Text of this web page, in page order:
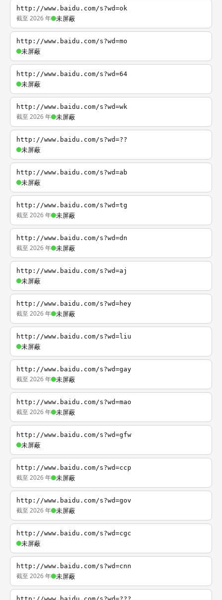
http://www.baidu.com/s?wd=ok
截至 2026 年 未屏蔽
http://www.baidu.com/s?wd=mo
未屏蔽
http://www.baidu.com/s?wd=64
未屏蔽
http://www.baidu.com/s?wd=wk
截至 2026 年 未屏蔽
http://www.baidu.com/s?wd=??
未屏蔽
http://www.baidu.com/s?wd=ab
未屏蔽
http://www.baidu.com/s?wd=tg
截至 2026 年 未屏蔽
http://www.baidu.com/s?wd=dn
截至 2026 年 未屏蔽
http://www.baidu.com/s?wd=aj
未屏蔽
http://www.baidu.com/s?wd=hey
截至 2026 年 未屏蔽
http://www.baidu.com/s?wd=liu
未屏蔽
http://www.baidu.com/s?wd=gay
截至 2026 年 未屏蔽
http://www.baidu.com/s?wd=mao
截至 2026 年 未屏蔽
http://www.baidu.com/s?wd=gfw
未屏蔽
http://www.baidu.com/s?wd=ccp
截至 2026 年 未屏蔽
http://www.baidu.com/s?wd=gov
截至 2026 年 未屏蔽
http://www.baidu.com/s?wd=cgc
未屏蔽
http://www.baidu.com/s?wd=cnn
截至 2026 年 未屏蔽